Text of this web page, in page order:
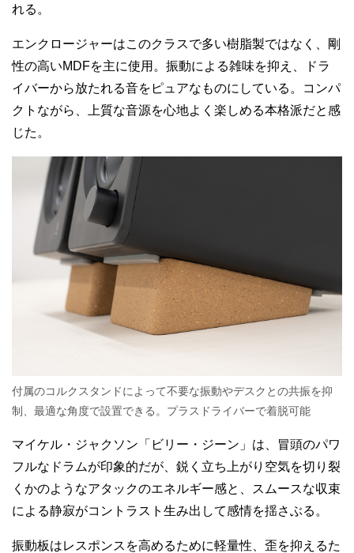
れる。
エンクロージャーはこのクラスで多い樹脂製ではなく、剛
性の高いMDFを主に使用。振動による雑味を抑え、ドラ
イバーから放たれる音をピュアなものにしている。コンパ
クトながら、上質な音源を心地よく楽しめる本格派だと感
じた。
付属のコルクスタンドによって不要な振動やデスクとの共振を抑
制、最適な角度で設置できる。プラスドライバーで着脱可能
マイケル・ジャクソン「ビリー・ジーン」は、冒頭のパワ
フルなドラムが印象的だが、鋭く立ち上がり空気を切り裂
くかのようなアタックのエネルギー感と、スムースな収束
による静寂がコントラスト生み出して感情を揺さぶる。
振動板はレスポンスを高めるために軽量性、歪を抑えるた